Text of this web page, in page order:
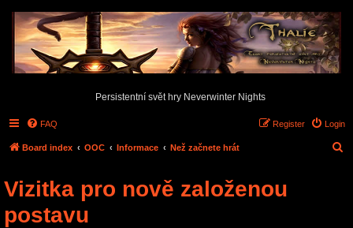
Persistentní svět hry Neverwinter Nights
FAQ Login
Register
Board index OOC Informace Než začnete hrát
Vizitka pro nově založenou
postavu